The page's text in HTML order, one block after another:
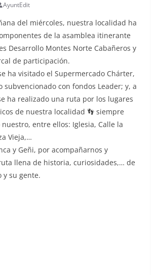
AyuntEdit
del miércoles, nuestra localidad ha
de la asamblea itinerante
Desarrollo Montes Norte Cabañeros y
de participación.
se ha visitado el Supermercado Chárter,
subvencionado con fondos Leader; y, a
ha realizado una ruta por los lugares
de nuestra localidad 👣 siempre
entre ellos: Iglesia, Calle la
Vieja,…
y Geñi, por acompañarnos y
llena de historia, curiosidades,… de
y su gente.